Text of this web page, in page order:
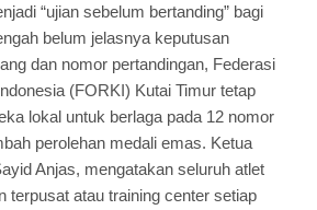
“ujian sebelum bertanding” bagi
belum jelasnya keputusan
dan nomor pertandingan, Federasi
(FORKI) Kutai Timur tetap
lokal untuk berlaga pada 12 nomor
perolehan medali emas. Ketua
Anjas, mengatakan seluruh atlet
terpusat atau training center setiap